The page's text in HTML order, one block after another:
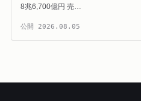
8兆6,700億円 売…
公開 2026.08.05